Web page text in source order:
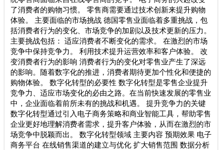
了消费者的购物习惯。 零售商需要通过技术创新来提升购物
体验。 主要面临的市场挑战 德国零售业面临着多重挑战，包
括消费者行为的变化、市场竞争的加剧以及技术更新的压力。
主要挑战包括： 适应消费者不断变化的需求。 在激烈的市场
竞争中保持竞争力。 利用技术提升运营效率和客户体验。 改
变消费者行为的影响 消费者行为的变化对零售业产生了深远
的影响。随着数字化的推进，消费者期待更加个性化和便捷的
购物体验。 数字化转型的必要性 数字化转型是零售企业提升
竞争力、适应市场变化的必由之路。在当前快速发展的零售业
中，企业面临着前所未有的挑战和机遇。 提升竞争力的关键
数字化转型通过引入电子商务策略和商业智能工具，帮助零售
企业更好地理解消费者需求，提升客户体验，从而在激烈的市
场竞争中脱颖而出。 数字化转型领域 主要内容 预期效果 电子
商务平台 在线销售渠道的建立与优化 扩大销售范围 数据分析